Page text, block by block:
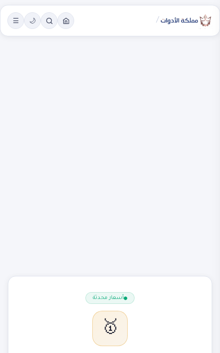
/
🌙
☰
أسعار محدثة
🥇